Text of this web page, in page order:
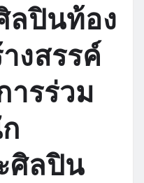
ลปินท้อง
งสรรค์
รร่วม
ศิลปิน